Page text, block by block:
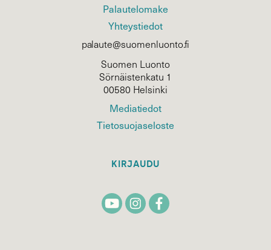
Palautelomake
Yhteystiedot
palaute@suomenluonto.fi
Suomen Luonto
Sörnäistenkatu 1
00580 Helsinki
Mediatiedot
Tietosuojaseloste
KIRJAUDU